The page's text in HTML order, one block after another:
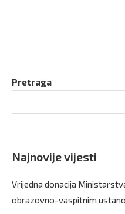
Pretraga
Najnovije vijesti
Vrijedna donacija
obrazovno-vaspitnim